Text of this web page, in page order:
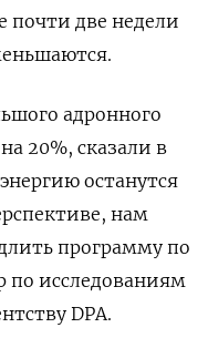
почти две недели
адронного
20%, сказали в
останутся
нам
программу по
по исследованиям
DPA.